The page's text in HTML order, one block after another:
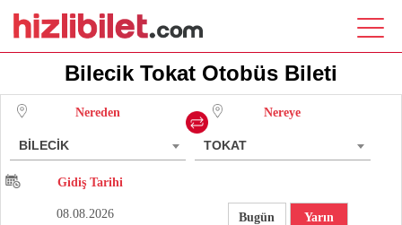
Bilecik Tokat Otobüs Bileti
Nereden
BİLECİK
Nereye
TOKAT
Gidiş Tarihi
Bugün Yarın